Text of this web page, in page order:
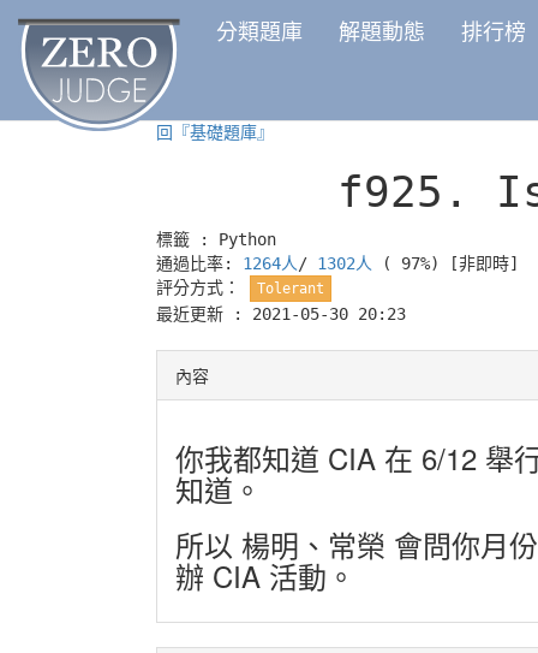
分類題庫 解題動態 排行榜
回『基礎題庫』
f925.
標籤 : Python
通過比率: 1264人 / 1302人 ( 97%)
[非即時]
評分方式：
Tolerant
最近更新 : 2021-05-30 20:23
內容
你我都知道 CIA 在 6/12 舉
知道。
所以 楊明、常榮 會問你月
辦 CIA 活動。